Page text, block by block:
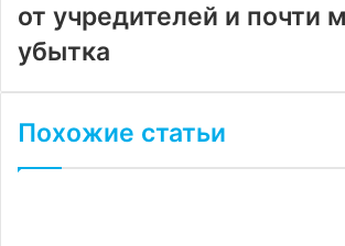
от учредителей и почти
убытка
Похожие статьи